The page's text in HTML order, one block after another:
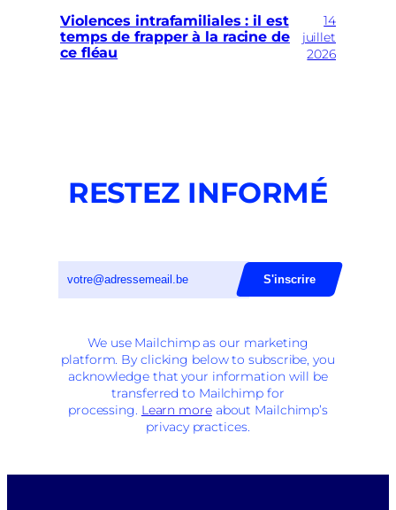
Violences intrafamiliales : il est
temps de frapper à la racine de
ce fléau
14
juillet
2026
RESTEZ INFORMÉ
We use Mailchimp as our marketing
platform. By clicking below to subscribe, you
acknowledge that your information will be
transferred to Mailchimp for
processing. Learn moreabout Mailchimp’s
privacy practices.